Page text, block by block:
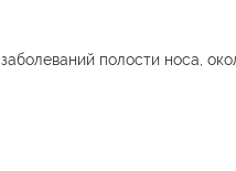
полости носа,